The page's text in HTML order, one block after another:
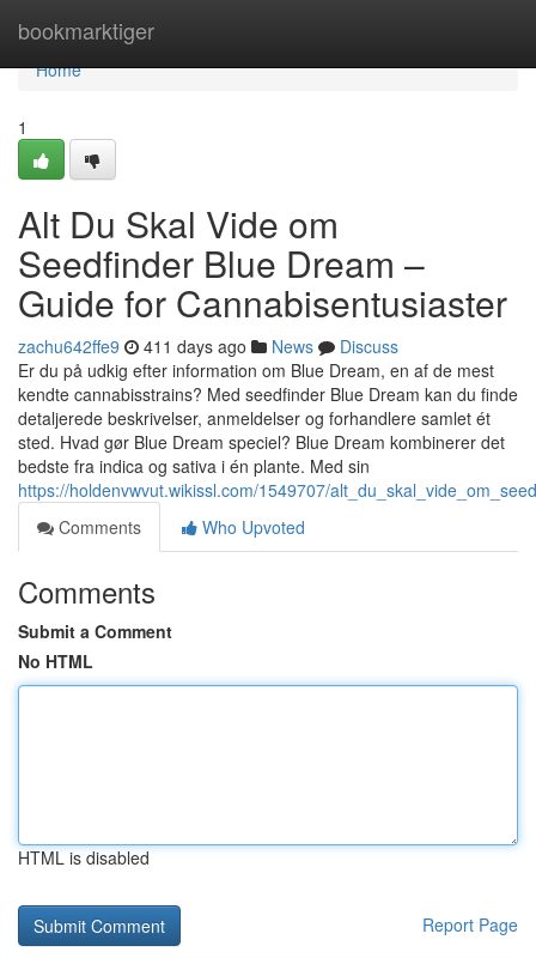
bookmarktiger
Home
Home
1
Alt Du Skal Vide om
Seedfinder Blue Dream –
Guide for Cannabisentusiaster
zachu642ffe9 411 days ago News
Discuss
Er du på udkig efter information om Blue Dream, en af de mest
kendte cannabisstrains? Med seedfinder Blue Dream kan du finde
detaljerede beskrivelser, anmeldelser og forhandlere samlet ét
sted. Hvad gør Blue Dream speciel? Blue Dream kombinerer det
bedste fra indica og sativa i én plante. Med sin
https://holdenvwvut.wikissl.com/1549707/
Comments
Who Upvoted
Comments
Submit a Comment
No HTML
HTML is disabled
Report Page